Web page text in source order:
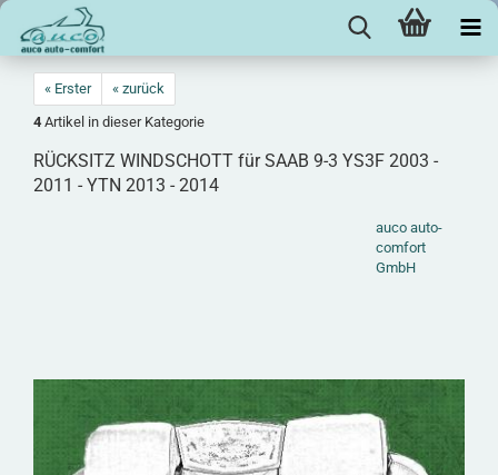
« Erster
« zurück
4 Artikel in dieser Kategorie
RÜCK­SITZ WIND­SCHOTT für SAAB 9-3 YS3F 2003 -
2011 - YTN 2013 - 2014
auco auto-
comfort
GmbH